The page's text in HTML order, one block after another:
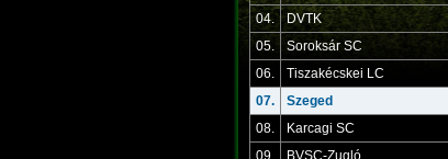
04.
DVTK
05.
Soroksár SC
06.
Tiszakécskei LC
07.
Szeged
08.
Karcagi SC
09.
BVSC-Zugló